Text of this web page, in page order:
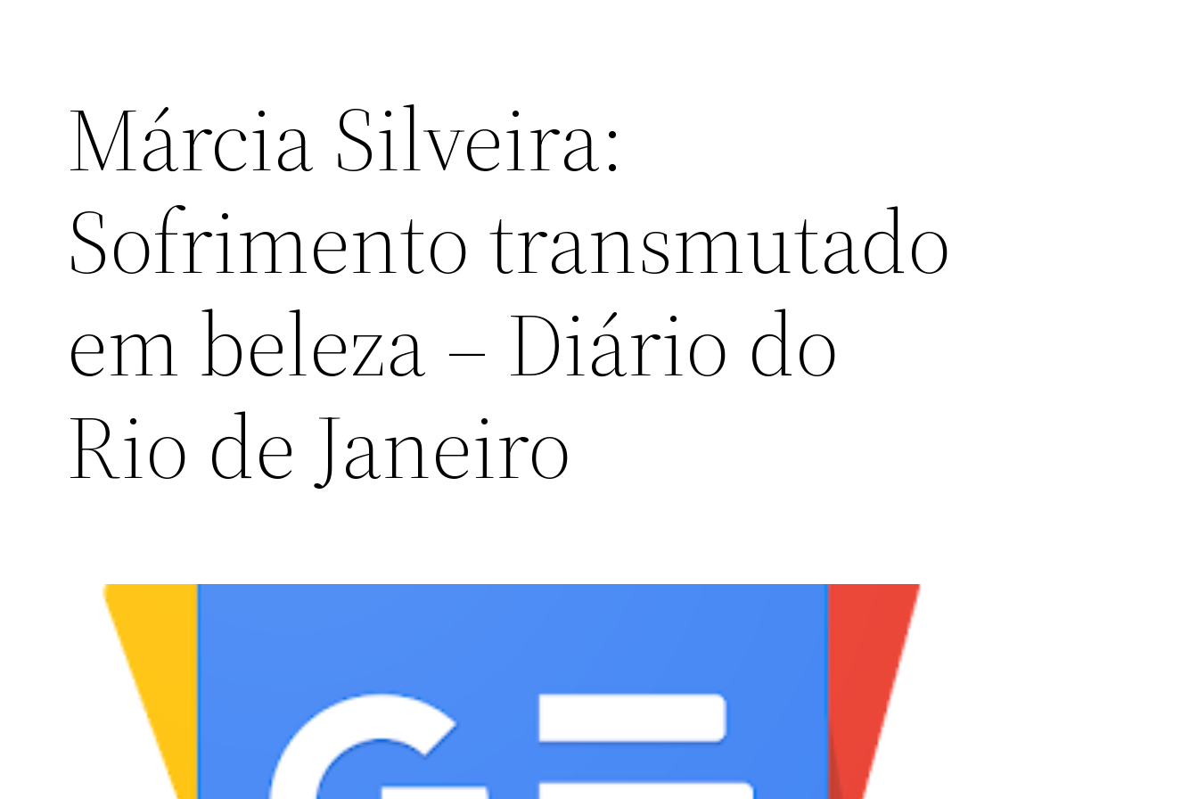
Márcia Silveira:
Sofrimento transmutado
em beleza – Diário do
Rio de Janeiro